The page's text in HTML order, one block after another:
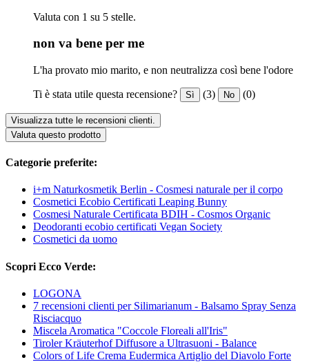
Valuta con 1 su 5 stelle.
non va bene per me
L'ha provato mio marito, e non neutralizza così bene l'odore
Ti è stata utile questa recensione? Sì (3) No (0)
Visualizza tutte le recensioni clienti.
Valuta questo prodotto
Categorie preferite:
i+m Naturkosmetik Berlin - Cosmesi naturale per il corpo
Cosmetici Ecobio Certificati Leaping Bunny
Cosmesi Naturale Certificata BDIH - Cosmos Organic
Deodoranti ecobio certificati Vegan Society
Cosmetici da uomo
Scopri Ecco Verde:
LOGONA
7 recensioni clienti per Silimarianum - Balsamo Spray Senza
Risciacquo
Miscela Aromatica "Coccole Floreali all'Iris"
Tiroler Kräuterhof Diffusore a Ultrasuoni - Balance
Colors of Life Crema Eudermica Artiglio del Diavolo Forte